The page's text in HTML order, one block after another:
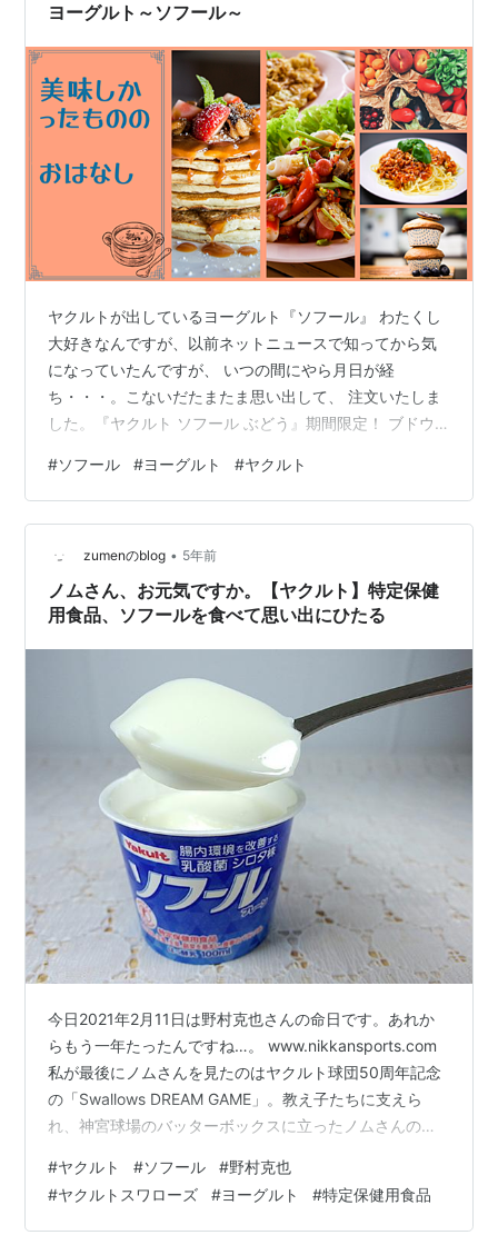
ヨーグルト～ソフール～
ヤクルトが出しているヨーグルト『ソフール』 わたくし
大好きなんですが、以前ネットニュースで知ってから気
になっていたんですが、 いつの間にやら月日が経
ち・・・。こないだたまたま思い出して、 注文いたしま
した。『ヤクルト ソフール ぶどう』期間限定！ ブドウ
だと思います） 実家ではもう何十年とヤクルトさんにお
世話になっておりまして、 この商品を思い出したその日
に、母に連絡してもらいました。 そしたら、このブドウ
味は今月いっぱい、しかももう在庫が少ないとのことで
した(;'∀') ですがギリギリ注文することができまして、 翌
日に届けてくれました。…
#ソフール #ヨーグルト #ヤクルト
zumenのblog • 5年前
ノムさん、お元気ですか。【ヤクルト】特定保健
用食品、ソフールを食べて思い出にひたる
今日2021年2月11日は野村克也さんの命日です。あれか
らもう一年たったんですね…。 www.nikkansports.com
私が最後にノムさんを見たのはヤクルト球団50周年記念
の「Swallows DREAM GAME」。教え子たちに支えら
れ、神宮球場のバッターボックスに立ったノムさんの楽
ト「ソフール」を紹介します。 ソフール プレーン ヤク
ルト ソフール プレーン 100円（税別） コンビニやスー
パーで買えるハードタイプのカップヨーグルトです。ク
#ヤクルト #ソフール #野村克也
#ヤクルトスワローズ #ヨーグルト #特定保健用食品